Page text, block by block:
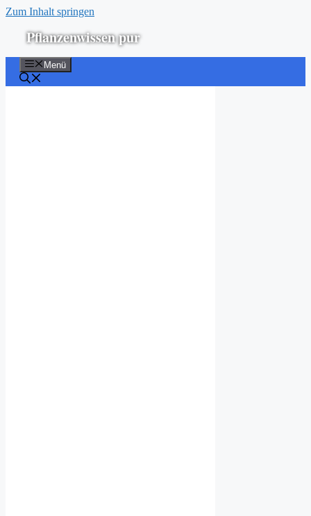
Zum Inhalt springen
Pflanzenwissen pur
Menü